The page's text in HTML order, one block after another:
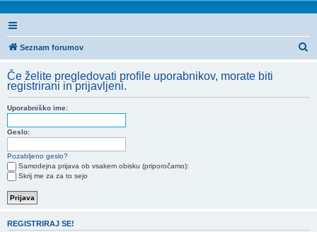
Seznam forumov
a
Če želite pregledovati profile uporabnikov, morate biti
registrirani in prijavljeni.
Uporabniško ime:
Geslo:
Pozabljeno geslo?
Samodejna prijava ob vsakem obisku (priporočamo):
Skrij me za za to sejo
REGISTRIRAJ SE!